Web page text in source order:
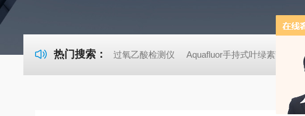
热门搜索： 过氧乙酸检测仪 Aquafluor手持式叶绿素荧光仪